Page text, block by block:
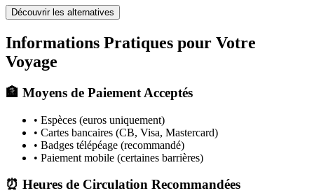
Découvrir les alternatives
Informations Pratiques pour Votre
Voyage
🏦 Moyens de Paiement Acceptés
• Espèces (euros uniquement)
• Cartes bancaires (CB, Visa, Mastercard)
• Badges télépéage (recommandé)
• Paiement mobile (certaines barrières)
⏰ Heures de Circulation Recommandées